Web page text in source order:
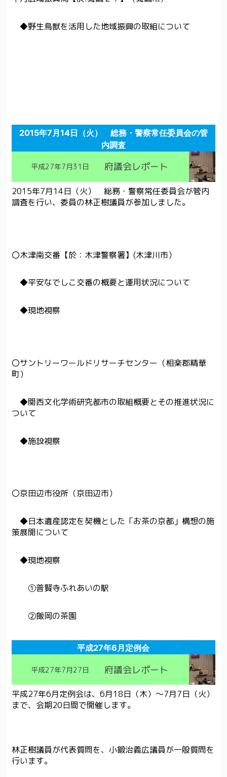
◆野生鳥獣を活用した地域振興の取組について
2015年7月14日（火） 総務・警察常任委員会の管
内調査
平成27年7月31日 府議会レポート
2015年7月14日（火） 総務・警察常任委員会が管内
調査を行い、委員の林正樹議員が参加しました。
〇木津南交番【於：木津警察署】(木津川市）
◆平安なでしこ交番の概要と運用状況について
◆現地視察
〇サントリーワールドリサーチセンター（相楽郡精華
町）
◆関西文化学術研究都市の取組概要とその推進状況に
ついて
◆施設視察
〇京田辺市役所（京田辺市）
◆日本遺産認定を契機とした「お茶の京都」構想の施
策展開について
◆現地視察
①普賢寺ふれあいの駅
②飯岡の茶園
平成27年6月定例会
平成27年7月27日 府議会レポート
平成27年6月定例会は、6月18日（木）～7月7日（火）
まで、会期20日間で開催します。
林正樹議員が代表質問を、小鍛治義広議員が一般質問を
行います。